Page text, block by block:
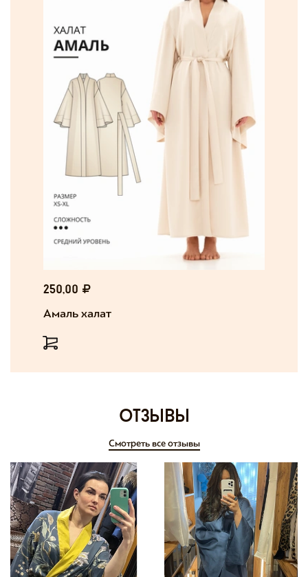
250,00
Амаль халат
отзывы
Смотреть все отзывы